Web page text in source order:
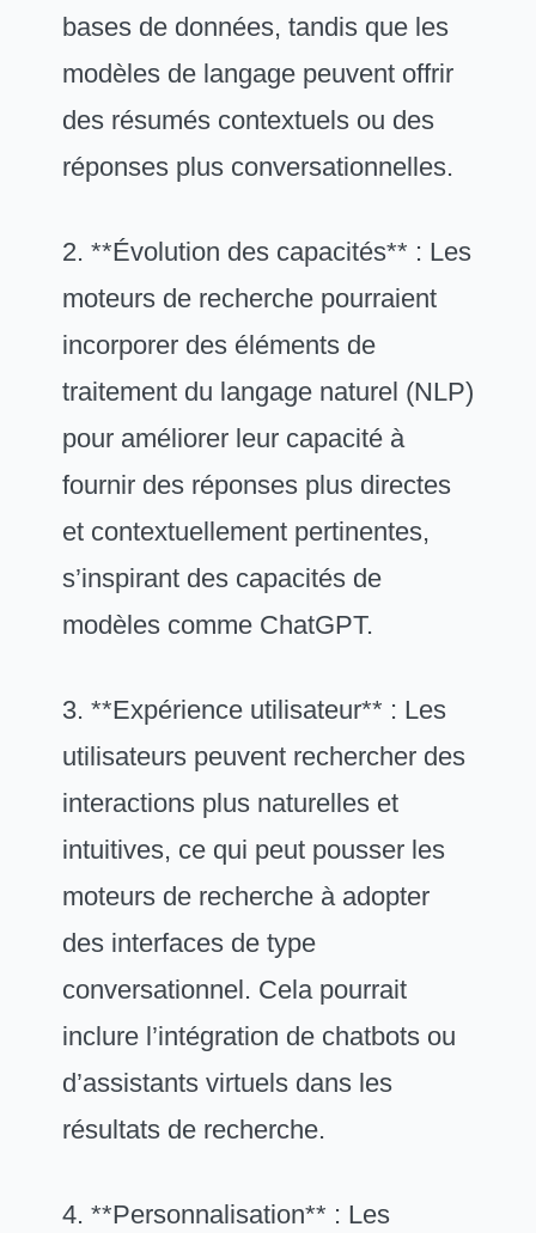
bases de données, tandis que les
modèles de langage peuvent offrir
des résumés contextuels ou des
réponses plus conversationnelles.
2. **Évolution des capacités** : Les
moteurs de recherche pourraient
incorporer des éléments de
traitement du langage naturel (NLP)
pour améliorer leur capacité à
fournir des réponses plus directes
et contextuellement pertinentes,
s’inspirant des capacités de
modèles comme ChatGPT.
3. **Expérience utilisateur** : Les
utilisateurs peuvent rechercher des
interactions plus naturelles et
intuitives, ce qui peut pousser les
moteurs de recherche à adopter
des interfaces de type
conversationnel. Cela pourrait
inclure l’intégration de chatbots ou
d’assistants virtuels dans les
résultats de recherche.
4. **Personnalisation** : Les